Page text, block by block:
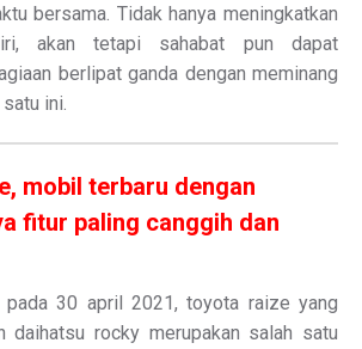
bersama. Tidak hanya meningkatkan
akan tetapi sahabat pun dapat
berlipat ganda dengan meminang
ini.
mobil terbaru dengan
fitur paling canggih dan
pada 30 april 2021, toyota raize yang
daihatsu rocky merupakan salah satu